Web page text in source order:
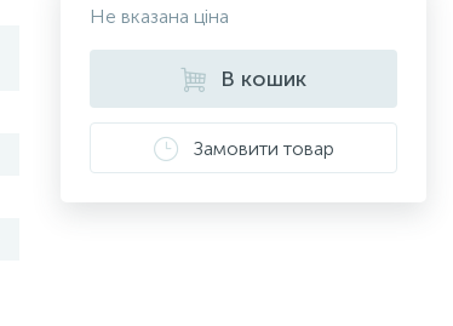
Не вказана ціна
В кошик
Замовити товар